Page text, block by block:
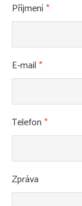
Příjmení*
E-mail*
Telefon*
Zpráva